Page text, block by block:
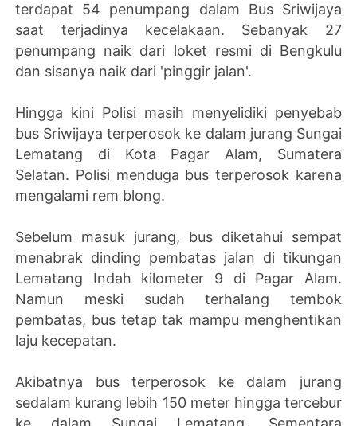
terdapat 54 penumpang dalam Bus Sriwijaya
saat terjadinya kecelakaan. Sebanyak 27
penumpang naik dari loket resmi di Bengkulu
dan sisanya naik dari 'pinggir jalan'.
Hingga kini Polisi masih menyelidiki penyebab
bus Sriwijaya terperosok ke dalam jurang Sungai
Lematang di Kota Pagar Alam, Sumatera
Selatan. Polisi menduga bus terperosok karena
mengalami rem blong.
Sebelum masuk jurang, bus diketahui sempat
menabrak dinding pembatas jalan di tikungan
Lematang Indah kilometer 9 di Pagar Alam.
Namun meski sudah terhalang tembok
pembatas, bus tetap tak mampu menghentikan
laju kecepatan.
Akibatnya bus terperosok ke dalam jurang
sedalam kurang lebih 150 meter hingga tercebur